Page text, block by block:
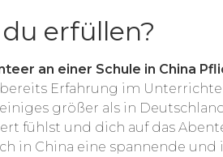
erfüllen?
an einer Schule in China
Erfahrung im
größer als in
fühlst und dich auf das
in China eine spannende und